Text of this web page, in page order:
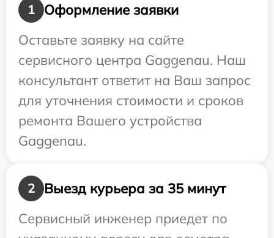
1
Оформление заявки
Оставьте заявку на сайте
сервисного центра Gaggenau. Наш
консультант ответит на Ваш запрос
для уточнения стоимости и сроков
ремонта Вашего устройства
Gaggenau.
2
Выезд курьера за 35 минут
Сервисный инженер приедет по